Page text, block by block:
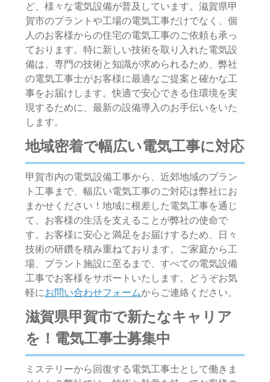
ど、様々な電気設備が普及しています。滋賀県甲
賀市のプラントや工場の電気工事だけでなく、個
人のお客様からの住宅の電気工事のご依頼も承っ
ております。特に新しい技術を取り入れた電気設
備は、専門の技術と知識が求められるため、弊社
の電気工事士がお客様に最適なご提案と確かな工
事をお届けします。快適で安心できる住環境を実
現するために、最新の設備導入のお手伝いをいた
します。
地域密着で幅広い電気工事に対応
甲賀市内の電気設備工事から、近郊地域のプラン
ト工事まで、幅広い電気工事のご対応は弊社にお
まかせください！地域に根差した電気工事を通じ
て、お客様の生活を支えることが弊社の使命で
す。お客様に安心と満足をお届けするため、日々
技術の研鑽を積み重ねております。ご家庭から工
場、プラント施設に至るまで、すべての電気設備
工事でお客様をサポートいたします。どうぞお気
軽にお問い合わせフォームからご連絡ください。
滋賀県甲賀市で新たなキャリア
を！電気工事士募集中
ミステリーから回復する電気工事士として働きま